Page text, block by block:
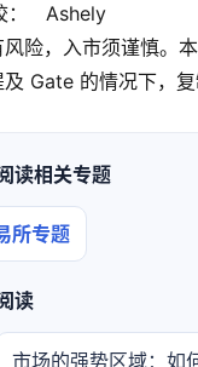
：   Ashely
险，入市须谨慎。
Gate 的情况下，
读相关专题
所专题
读
市场的强势区域：如